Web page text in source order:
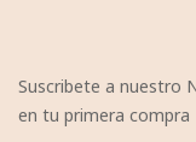
Suscribete a nuestro
en tu primera compra